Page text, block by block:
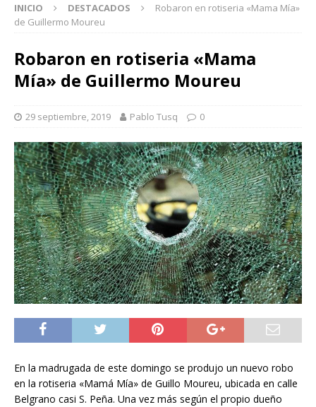
INICIO DESTACADOS
Robaron en rotiseria «Mama Mía»
de Guillermo Moureu
Robaron en rotiseria «Mama
Mía» de Guillermo Moureu
29 septiembre, 2019 Pablo Tusq 0
En la madrugada de este domingo se produjo un nuevo robo
en la rotiseria «Mamá Mía» de Guillo Moureu, ubicada en calle
Belgrano casi S. Peña. Una vez más según el propio dueño